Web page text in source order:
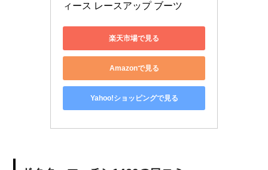
ィース レースアップ ブーツ
楽天市場で見る
Amazonで見る
Yahoo!ショッピングで見る